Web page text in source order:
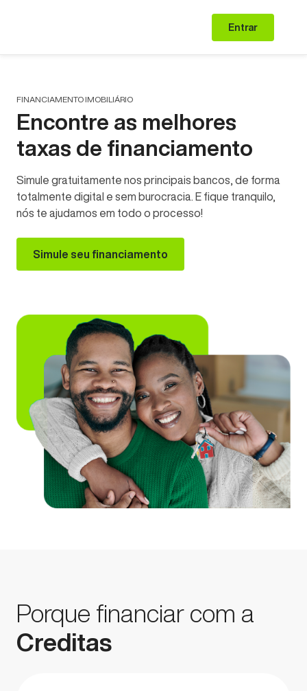
Entrar
FINANCIAMENTO IMOBILIÁRIO
Encontre as melhores
taxas de financiamento
Simule gratuitamente nos principais bancos, de forma
totalmente digital e sem burocracia. E fique tranquilo,
nós te ajudamos em todo o processo!
Simule seu financiamento
Porque financiar com a
Creditas